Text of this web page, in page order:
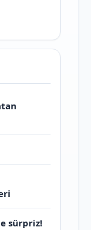
sürpriz!